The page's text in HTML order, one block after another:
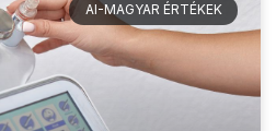
AI-MAGYAR ÉRTÉKEK